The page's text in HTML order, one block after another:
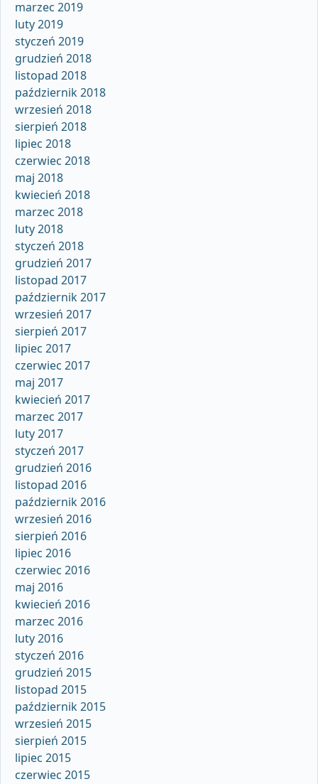
marzec 2019
luty 2019
styczeń 2019
grudzień 2018
listopad 2018
październik 2018
wrzesień 2018
sierpień 2018
lipiec 2018
czerwiec 2018
maj 2018
kwiecień 2018
marzec 2018
luty 2018
styczeń 2018
grudzień 2017
listopad 2017
październik 2017
wrzesień 2017
sierpień 2017
lipiec 2017
czerwiec 2017
maj 2017
kwiecień 2017
marzec 2017
luty 2017
styczeń 2017
grudzień 2016
listopad 2016
październik 2016
wrzesień 2016
sierpień 2016
lipiec 2016
czerwiec 2016
maj 2016
kwiecień 2016
marzec 2016
luty 2016
styczeń 2016
grudzień 2015
listopad 2015
październik 2015
wrzesień 2015
sierpień 2015
lipiec 2015
czerwiec 2015